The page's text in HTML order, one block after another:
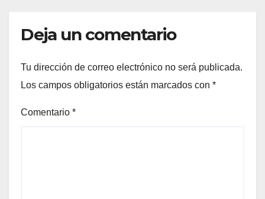
Deja un comentario
Tu dirección de correo electrónico no será publicada.
Los campos obligatorios están marcados con *
Comentario *